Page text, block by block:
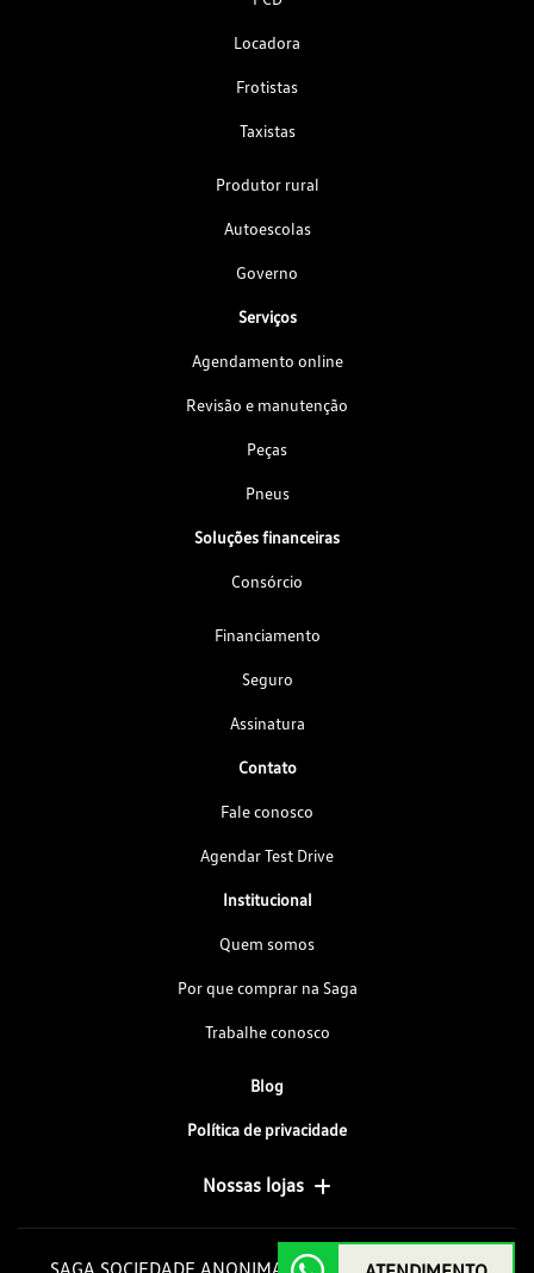
Locadora
Frotistas
Taxistas
Produtor rural
Autoescolas
Governo
Serviços
Agendamento online
Revisão e manutenção
Peças
Pneus
Soluções financeiras
Consórcio
Financiamento
Seguro
Assinatura
Contato
Fale conosco
Agendar Test Drive
Institucional
Quem somos
Por que comprar na Saga
Trabalhe conosco
Blog
Política de privacidade
Nossas lojas
SAGA SOCIEDADE ANONIMA GOIAS DE AUTOMOVEIS